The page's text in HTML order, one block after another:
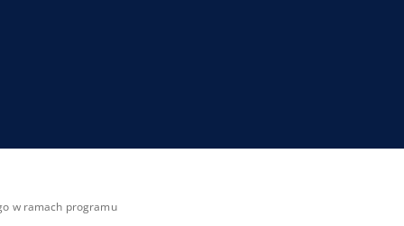
w ramach programu